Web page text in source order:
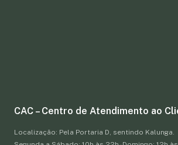
CAC – Centro de Atendimento ao
Localização: Pela Portaria D, sentindo Kalunga.